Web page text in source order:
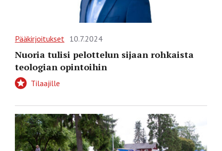
Pääkirjoitukset 10.7.2024
Nuoria tulisi pelottelun sijaan rohkaista
teologian opintoihin
Tilaajille